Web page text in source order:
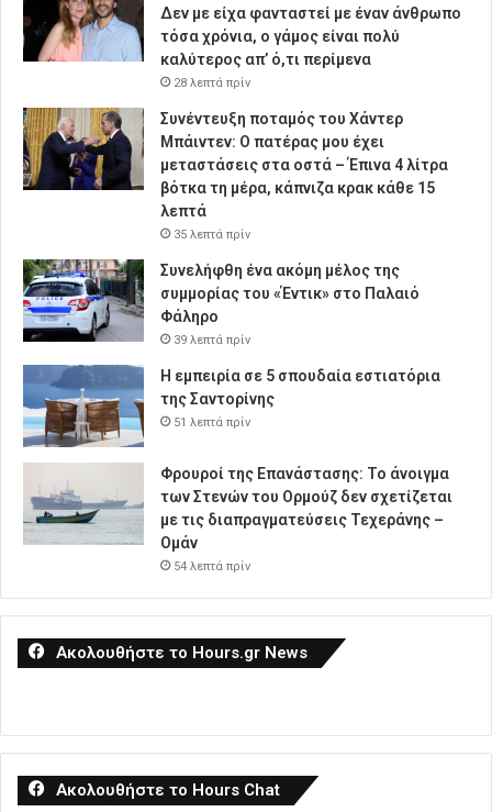
Δεν με είχα φανταστεί με έναν άνθρωπο
τόσα χρόνια, ο γάμος είναι πολύ
καλύτερος απ’ ό,τι περίμενα
28 λεπτά πρίν
Συνέντευξη ποταμός του Χάντερ
Μπάιντεν: Ο πατέρας μου έχει
μεταστάσεις στα οστά – Έπινα 4 λίτρα
βότκα τη μέρα, κάπνιζα κρακ κάθε 15
λεπτά
35 λεπτά πρίν
Συνελήφθη ένα ακόμη μέλος της
συμμορίας του «Έντικ» στο Παλαιό
Φάληρο
39 λεπτά πρίν
Η εμπειρία σε 5 σπουδαία εστιατόρια
της Σαντορίνης
51 λεπτά πρίν
Φρουροί της Επανάστασης: Το άνοιγμα
των Στενών του Ορμούζ δεν σχετίζεται
με τις διαπραγματεύσεις Τεχεράνης –
Ομάν
54 λεπτά πρίν
Ακολουθήστε το Hours.gr News
Ακολουθήστε το Hours Chat